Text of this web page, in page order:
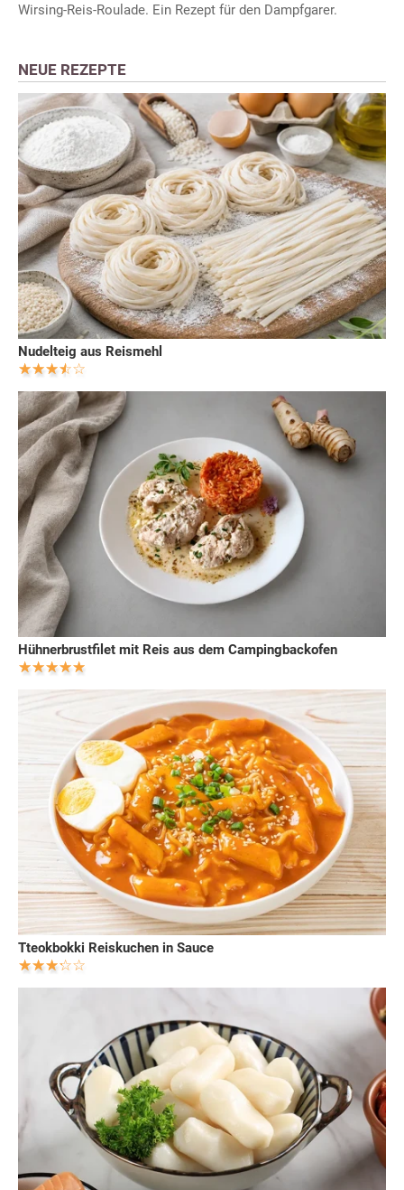
Wirsing-Reis-Roulade. Ein Rezept für den Dampfgarer.
NEUE REZEPTE
Nudelteig aus Reismehl
Hühnerbrustfilet mit Reis aus dem Campingbackofen
Tteokbokki Reiskuchen in Sauce